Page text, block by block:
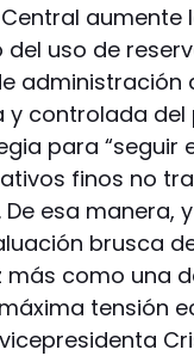
aumente
uso de
administración
y controlada
para “seguir
finos no
esa manera,
brusca
como una
tensión